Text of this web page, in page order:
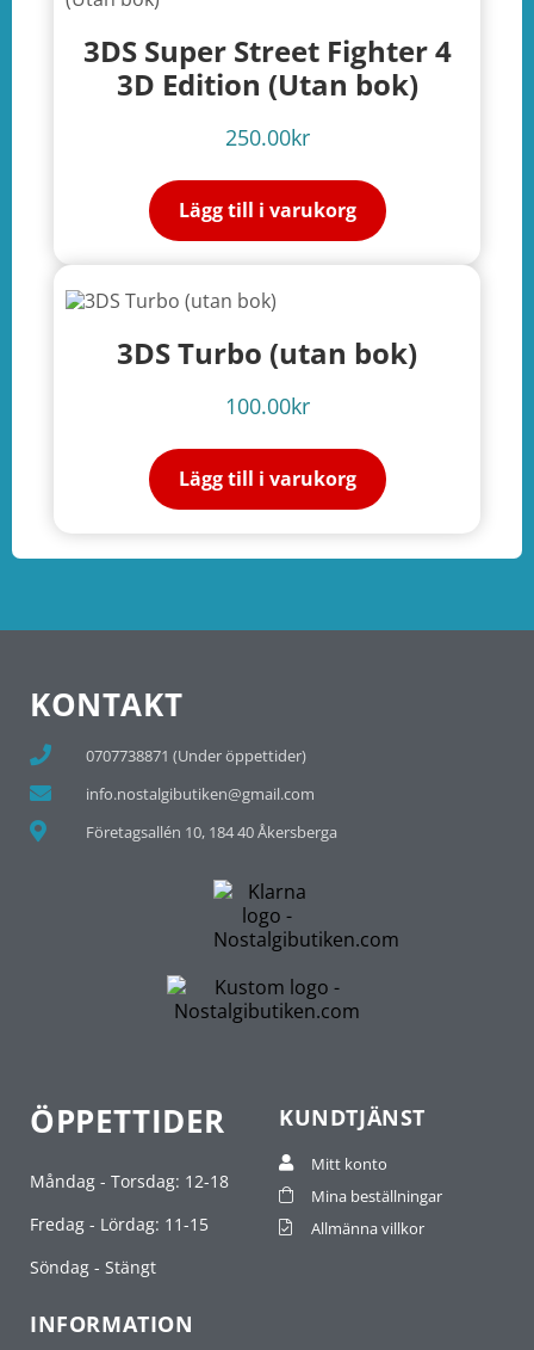
3DS Super Street Fighter 4
3D Edition (Utan bok)
250.00kr
Lägg till i varukorg
3DS Turbo (utan bok)
100.00kr
Lägg till i varukorg
KONTAKT
0707738871 (Under öppettider)
info.nostalgibutiken@gmail.com
Företagsallén 10, 184 40 Åkersberga
ÖPPETTIDER
Måndag - Torsdag: 12-18
Fredag - Lördag: 11-15
Söndag - Stängt
KUNDTJÄNST
Mitt konto
Mina beställningar
Allmänna villkor
INFORMATION